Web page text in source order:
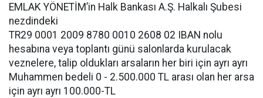
EMLAK YÖNETİM’in Halk Bankası A.Ş. Halkalı Şubesi
nezdindeki
TR29 0001 2009 8780 0010 2608 02 IBAN nolu
hesabına veya toplantı günü salonlarda kurulacak
veznelere, talip oldukları arsaların her biri için ayrı ayrı
Muhammen bedeli 0 - 2.500.000 TL arası olan her arsa
için ayrı ayrı 100.000-TL